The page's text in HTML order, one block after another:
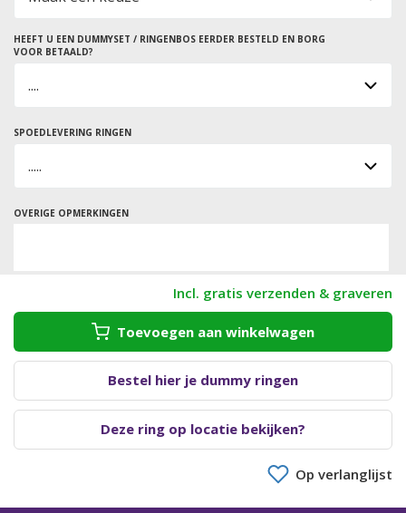
HEEFT U EEN DUMMYSET / RINGENBOS EERDER BESTELD EN BORG
VOOR BETAALD?
SPOEDLEVERING RINGEN
OVERIGE OPMERKINGEN
Incl. gratis verzenden & graveren
Toevoegen aan winkelwagen
Bestel hier je dummy ringen
Deze ring op locatie bekijken?
Op verlanglijst